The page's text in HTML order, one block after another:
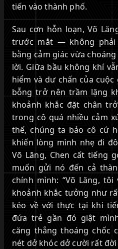
tiến vào thành phố.
Sau cơn hỗn loạn, Võ
trước mắt — không phải
bằng cảm giác vừa
lời. Giữa bầu không khí
hiểm và dư chấn của
bỗng trở nên trầm lặng
khoảnh khắc đặt chân
trong cô quá nhiều cảm
thế, chúng ta bảo cô cứ
khiến lòng mình nhẹ đi
Võ Lăng, Chen cất tiếng
muốn gửi nó đến cả
chính mình: “Võ Lăng,
khoảnh khắc tưởng như
kéo về với thực tại khi
đứa trẻ gần đó giật
căng thẳng thoáng chốc
nét dở khóc dở cười rất